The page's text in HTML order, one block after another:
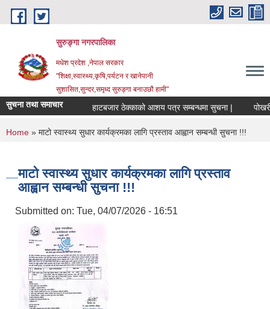
Skip to main content
सुरुङ्‍गा नगरपालिका
मधेश प्रदेश ,नेपाल सरकार
"शिक्षा,स्वास्थ्य,कृषि,पर्यटन र खानेपानी
सुशासित,सुन्दर,समृध्द सुरुङ्गा बनाउछौ हामी"
सुचना तथा समाचार हाटबजार ठेक्काको आशय पत्र सम्बन्धमा सुचना |
You are here
Home » माटो स्वास्थ्य सुधार कार्यक्रमका लागि प्रस्ताव आह्वान सम्बन्धी सुचना !!!
माटो स्वास्थ्य सुधार कार्यक्रमका लागि प्रस्ताव
आह्वान सम्बन्धी सुचना !!!
Submitted on: Tue, 04/07/2026 - 16:51